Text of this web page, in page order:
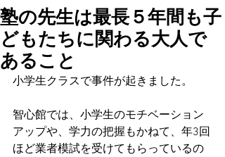
塾の先生は最長５年間も子
どもたちに関わる大人で
あること
小学生クラスで事件が起きました。
智心館では、小学生のモチベーション
アップや、学力の把握もかねて、年3回
ほど業者模試を受けてもらっているの